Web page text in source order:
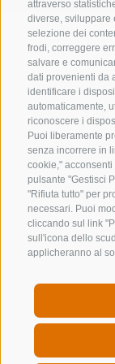
attraverso
diverse, sviluppare
selezione dei
frodi, correggere
salvare e
dati provenienti da
identificare i
automaticamente,
riconoscere i
Puoi liberamente
senza incorrere in
cookie,"
pulsante "Gestisci
"Rifiuta tutto" per
necessari. Puoi
cliccando sul link
sull'icona dello
applicheranno al